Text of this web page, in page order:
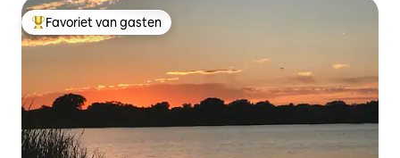
Topfavoriet van gasten
Favoriet van gasten